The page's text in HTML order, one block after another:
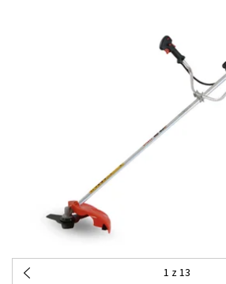
1 z 13